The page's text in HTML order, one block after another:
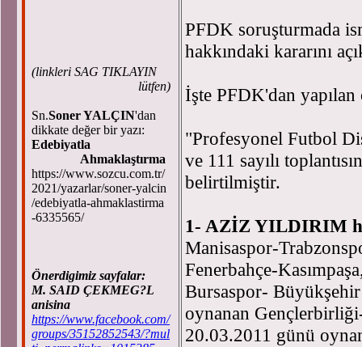
(linkleri SAG TIKLAYIN
lütfen)
Sn.Soner YALÇIN'dan
dikkate değer bir yazı:
Edebiyatla
Ahmaklaştırma
https://www.sozcu.com.tr/
2021/yazarlar/soner-yalcin
/edebiyatla-ahmaklastirma
-6335565/
Önerdigimiz sayfalar:
M. SAID ÇEKMEG?L
anisina
https://www.facebook.com/
groups/35152852543/?mul
PFDK soruşturmada
hakkındaki kararını
İşte PFDK'dan yapılan
"Profesyonel Futbol
ve 111 sayılı
belirtilmiştir.
1- AZİZ YILDIRIM
Manisaspor-
Fenerbahçe-
Bursaspor-
oynanan
20.03.2011 günü